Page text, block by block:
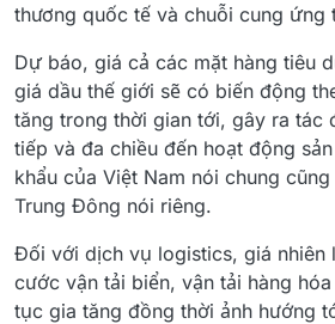
thương quốc tế và chuỗi cung ứng
Dự báo, giá cả các mặt hàng tiêu
giá dầu thế giới sẽ có biến động
tăng trong thời gian tới, gây ra tác
tiếp và đa chiều đến hoạt động
khẩu của Việt Nam nói chung
Trung Đông nói riêng.
Đối với dịch vụ logistics, giá nhiên
cước vận tải biển, vận tải hàng
tục gia tăng đồng thời ảnh hướng